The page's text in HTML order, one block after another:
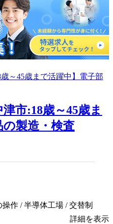
市:18歳～45歳ま
製造・検査
作 / 半導体工場 / 交替制
詳細を表示